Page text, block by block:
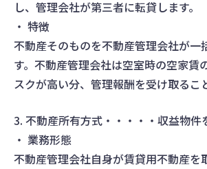
し、管理会社が第三者に転貸します。
・ 特徴
不動産そのものを不動産管理会社が一
す。不動産管理会社は空室時の空家賃
スクが高い分、管理報酬を受け取るこ
3. 不動産所有方式・・・・・収益物件
・ 業務形態
不動産管理会社自身が賃貸用不動産を